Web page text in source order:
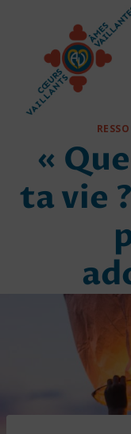
contenu
«
ta vie